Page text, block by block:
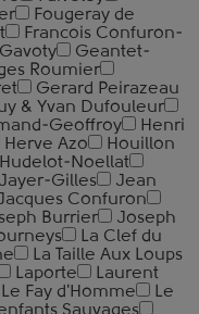
Fougeray de
Francois Confuron-
Gavoty
Geantet-
Roumier
Gerard Peirazeau
& Yvan Dufouleur
Geoffroy
Henri
Herve Azo
Houillon
Hudelot-Noellat
Jayer-Gilles
Jean
Confuron
Burrier
Joseph
La Clef du
La Taille Aux Loups
Laporte
Laurent
Le Fay d'Homme
Le